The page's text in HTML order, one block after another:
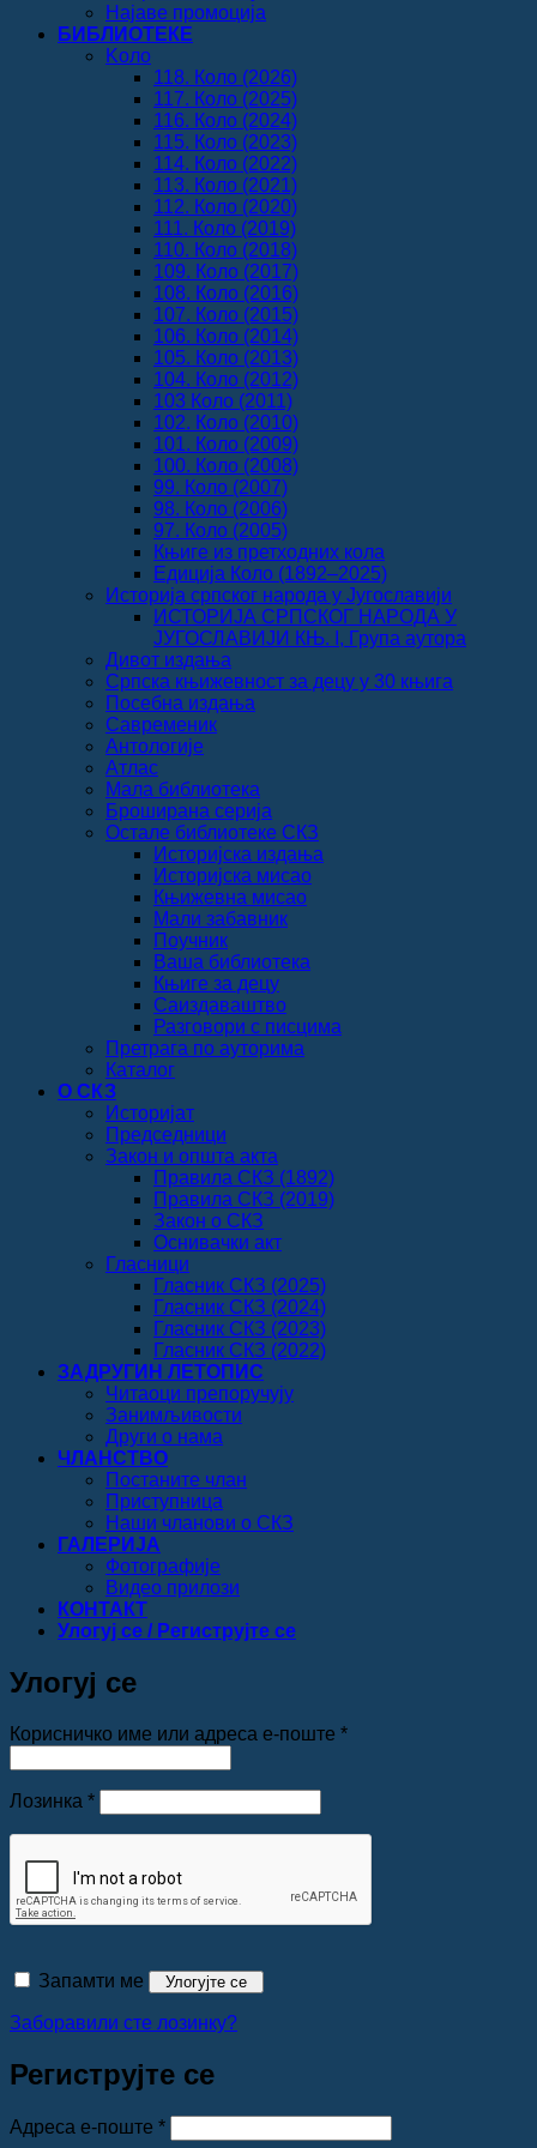
Најаве промоција
БИБЛИОТЕКЕ
Koло
118. Коло (2026)
117. Коло (2025)
116. Коло (2024)
115. Коло (2023)
114. Коло (2022)
113. Коло (2021)
112. Коло (2020)
111. Коло (2019)
110. Коло (2018)
109. Коло (2017)
108. Коло (2016)
107. Коло (2015)
106. Коло (2014)
105. Коло (2013)
104. Коло (2012)
103 Коло (2011)
102. Коло (2010)
101. Коло (2009)
100. Коло (2008)
99. Коло (2007)
98. Коло (2006)
97. Коло (2005)
Књиге из претходних кола
Едиција Коло (1892‒2025)
Историја српског народа у Југославији
ИСТОРИЈА СРПСКОГ НАРОДА У
ЈУГОСЛАВИЈИ КЊ. I, Група аутора
Дивот издања
Српска књижевност за децу у 30 књига
Посебна издања
Савременик
Антологије
Атлас
Мала библиотека
Броширана серија
Остале библиотеке СКЗ
Историјска издања
Историјска мисао
Књижевна мисао
Мали забавник
Поучник
Ваша библиотека
Књиге за децу
Саиздаваштво
Разговори с писцима
Претрага по ауторима
Каталог
О СКЗ
Историјат
Председници
Закон и општа акта
Правила СКЗ (1892)
Правила СКЗ (2019)
Закон о СКЗ
Оснивачки акт
Гласници
Гласник СКЗ (2025)
Гласник СКЗ (2024)
Гласник СКЗ (2023)
Гласник СКЗ (2022)
ЗАДРУГИН ЛЕТОПИС
Читаоци препоручују
Занимљивости
Други о нама
ЧЛАНСТВО
Постаните члан
Приступница
Наши чланови о СКЗ
ГАЛЕРИЈА
Фотографије
Видео прилози
КОНТАКТ
Улогуј се / Региструјте се
Улогуј се
Корисничко име или адреса е-поште *Обавезно
Лозинка *Обавезно
Запамти ме Улогујте се
Заборавили сте лозинку?
Региструјте се
Адреса е-поште *Обавезно